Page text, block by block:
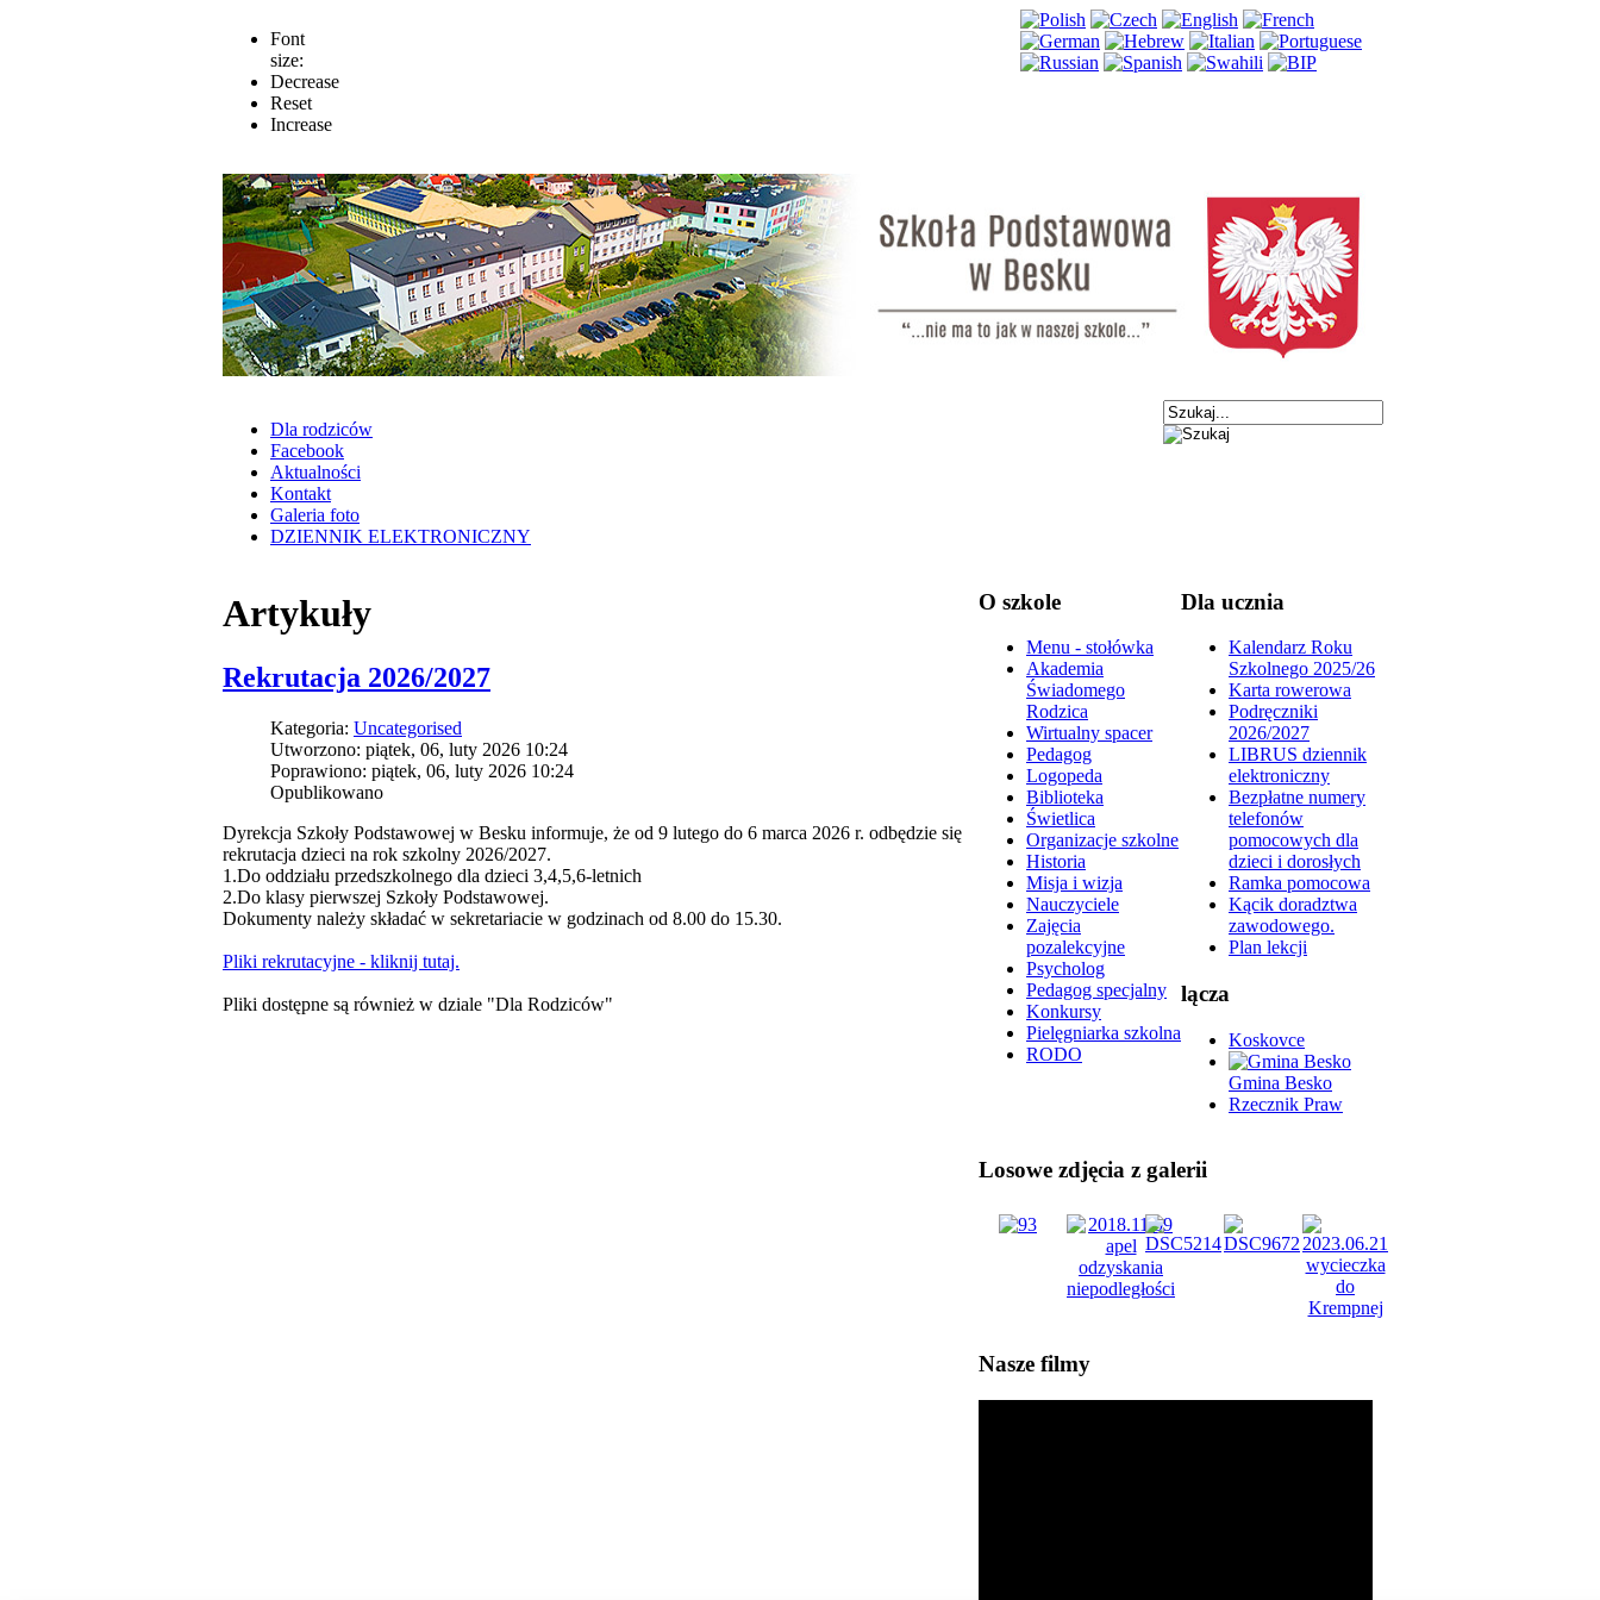
Font
size:
Decrease
Reset
Increase
Dla rodziców
Facebook
Aktualności
Kontakt
Galeria foto
DZIENNIK ELEKTRONICZNY
Artykuły
Rekrutacja 2026/2027
Kategoria: Uncategorised
Utworzono: piątek, 06, luty 2026 10:24
Poprawiono: piątek, 06, luty 2026 10:24
Opublikowano
Dyrekcja Szkoły Podstawowej w Besku informuje, że od 9 lutego do 6 marca 2026 r. odbędzie się
rekrutacja dzieci na rok szkolny 2026/2027.
1.Do oddziału przedszkolnego dla dzieci 3,4,5,6-letnich
2.Do klasy pierwszej Szkoły Podstawowej.
Dokumenty należy składać w sekretariacie w godzinach od 8.00 do 15.30.
Pliki rekrutacyjne - kliknij tutaj.
Pliki dostępne są również w dziale "Dla Rodziców"
O szkole
Menu - stołówka
Akademia
Świadomego
Rodzica
Wirtualny spacer
Pedagog
Logopeda
Biblioteka
Świetlica
Organizacje szkolne
Historia
Misja i wizja
Nauczyciele
Zajęcia
pozalekcyjne
Psycholog
Pedagog specjalny
Konkursy
Pielęgniarka szkolna
RODO
Dla ucznia
Kalendarz Roku
Szkolnego 2025/26
Karta rowerowa
Podręczniki
2026/2027
LIBRUS dziennik
elektroniczny
Bezpłatne numery
telefonów
pomocowych dla
dzieci i dorosłych
Ramka pomocowa
Kącik doradztwa
zawodowego.
Plan lekcji
lącza
Koskovce
Gmina Besko
Rzecznik Praw
Losowe zdjęcia z galerii
Nasze filmy